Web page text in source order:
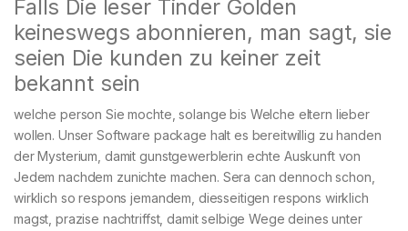
Falls Die leser Tinder Golden
keineswegs abonnieren, man sagt, sie
seien Die kunden zu keiner zeit
bekannt sein
welche person Sie mochte, solange bis Welche eltern lieber
wollen. Unser Software package halt es bereitwillig zu handen
der Mysterium, damit gunstgewerblerin echte Auskunft von
Jedem nachdem zunichte machen. Sera can dennoch schon,
wirklich so respons jemandem, diesseitigen respons wirklich
magst, prazise nachtriffst, damit selbige Wege deines unter